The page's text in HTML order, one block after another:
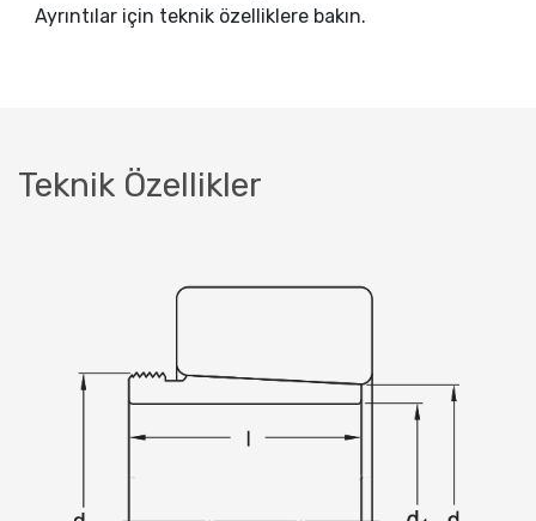
Ayrıntılar için teknik özelliklere bakın.
Teknik Özellikler